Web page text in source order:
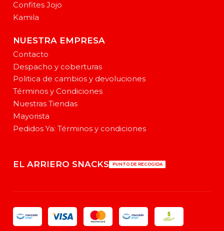
Confites Jojo
Kamila
NUESTRA EMPRESA
Contacto
Despacho y coberturas
Politica de cambios y devoluciones
Términos y Condiciones
Nuestras Tiendas
Mayorista
Pedidos Ya: Términos y condiciones
EL ARRIERO SNACKS PUNTO DE RECOGIDA